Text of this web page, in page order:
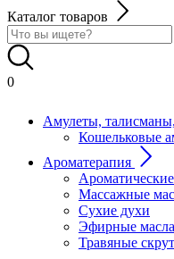
Каталог товаров
0
Амулеты,
Кошельковые
Ароматерапия
Массажные
Сухие духи
Эфирные масла
Травяные